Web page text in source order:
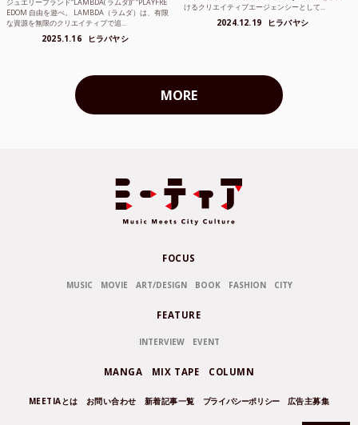
ジュエリーブランド“LAMBDA( ラムダ))” “PLAYFRE
EDOM 自由を遊べ。 LAMBDA（ラムダ）は、有限
な資源を無限のクリエイティブで追...
2025.1.16 ヒラバヤシ
けるクリエイティブエージェンシーとして...
2024.12.19 ヒラバヤシ
MORE
FOCUS
MUSIC MOVIE ART/DESIGN BOOK FASHION CITY
FEATURE
INTERVIEW EVENT
MANGA MIX TAPE COLUMN
MEETIAとは お問い合わせ 新着記事一覧 プライバシーポリシー 広告主募集